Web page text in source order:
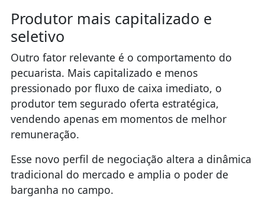
Produtor mais capitalizado e
seletivo
Outro fator relevante é o comportamento do
pecuarista. Mais capitalizado e menos
pressionado por fluxo de caixa imediato, o
produtor tem segurado oferta estratégica,
vendendo apenas em momentos de melhor
remuneração.
Esse novo perfil de negociação altera a dinâmica
tradicional do mercado e amplia o poder de
barganha no campo.